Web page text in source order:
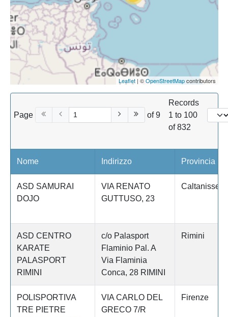
Leaflet| ©OpenStreetMapcontributors
Page of 9
Records
1 to 100
of 832
Nome Indirizzo Provincia
ASD SAMURAI
DOJO
VIA RENATO
GUTTUSO, 23
Caltanissetta
ASD CENTRO
KARATE
PALASPORT
RIMINI
c/o Palasport
Flaminio Pal. A
Via Flaminia
Conca, 28 RIMINI
Rimini
POLISPORTIVA
TRE PIETRE
VIA CARLO DEL
GRECO 7/R
Firenze